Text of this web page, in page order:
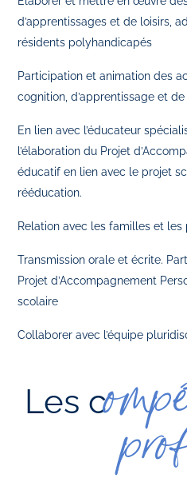
d’apprentissages et de loisirs,
résidents polyhandicapés
Participation et animation des
cognition, d’apprentissage et
En lien avec l’éducateur
l’élaboration du Projet
éducatif en lien avec le projet
rééducation.
Relation avec les familles et les
Transmission orale et écrite.
Projet d’Accompagnement
scolaire
Collaborer avec l’équipe
Les c